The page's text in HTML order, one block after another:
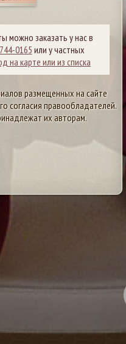
можно заказать у нас в
0165или у частных
на карте или из списка
размещенных на сайте
согласия правообладателей.
их авторам.